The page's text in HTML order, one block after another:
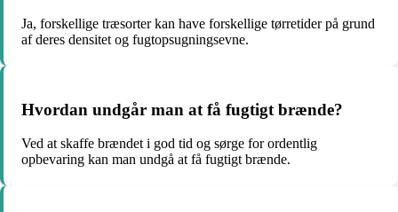
Ja, forskellige træsorter kan have forskellige tørretider på grund
af deres densitet og fugtopsugningsevne.
Hvordan undgår man at få fugtigt brænde?
Ved at skaffe brændet i god tid og sørge for ordentlig
opbevaring kan man undgå at få fugtigt brænde.